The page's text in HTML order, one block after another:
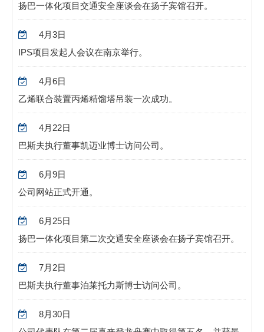
扬巴一体化项目交通安全座谈会在扬子宾馆召开。
4月3日
IPS项目发起人会议在南京举行。
4月6日
乙烯联合装置丙烯精馏塔吊装一次成功。
4月22日
巴斯夫执行董事凯迈业博士访问公司。
6月9日
公司网站正式开通。
6月25日
扬巴一体化项目第二次交通安全座谈会在扬子宾馆召开。
7月2日
巴斯夫执行董事泊莱托力斯博士访问公司。
8月30日